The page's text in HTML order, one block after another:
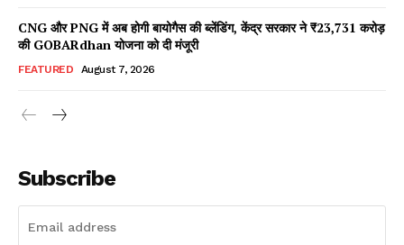
Read Latest News on AIN
CNG और PNG में अब होगी बायोगैस की ब्लेंडिंग, केंद्र सरकार ने ₹23,731 करोड़
की GOBARdhan योजना को दी मंजूरी
FEATURED August 7, 2026
Subscribe